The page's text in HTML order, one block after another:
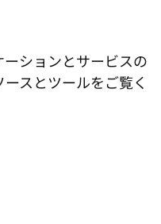
ションとサービスの
スとツールをご覧く